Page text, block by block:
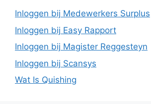
Inloggen bij Medewerkers Surplus
Inloggen bij Easy Rapport
Inloggen bij Magister Reggesteyn
Inloggen bij Scansys
Wat Is Quishing